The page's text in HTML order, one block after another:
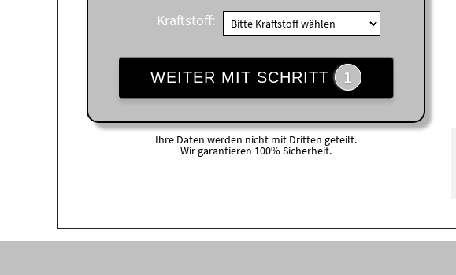
Kraftstoff:
WEITER MIT SCHRITT 1
Ihre Daten werden nicht mit Dritten geteilt.
Wir garantieren 100% Sicherheit.